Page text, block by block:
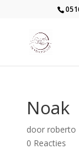
Noak
door roberto
0 Reacties